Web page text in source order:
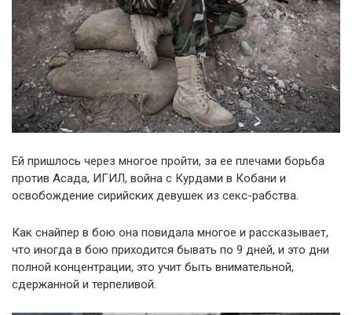
Ей пришлось через многое пройти, за ее плечами борьба
против Асада, ИГИЛ, война с Курдами в Кобани и
освобождение сирийских девушек из секс-рабства.
Как снайпер в бою она повидала многое и рассказывает,
что иногда в бою приходится бывать по 9 дней, и это дни
полной концентрации, это учит быть внимательной,
сдержанной и терпеливой.